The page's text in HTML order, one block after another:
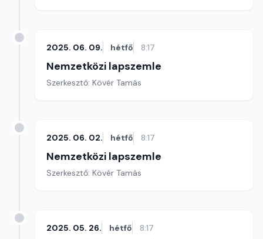
2025. 06. 09. hétfő 8:17
Nemzetközi lapszemle
Szerkesztő: Kövér Tamás
2025. 06. 02. hétfő 8:17
Nemzetközi lapszemle
Szerkesztő: Kövér Tamás
2025. 05. 26. hétfő 8:17